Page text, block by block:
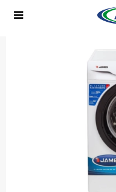

Ingresa tus datos y
tengamos stock